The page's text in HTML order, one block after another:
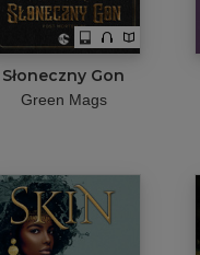
Słoneczny Gon
Green Mags